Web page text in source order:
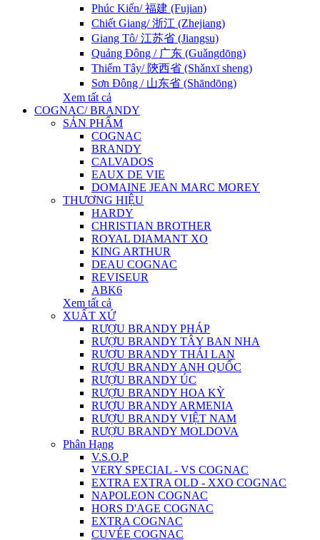
Phúc Kiến/ 福建 (Fujian)
Chiết Giang/ 浙江 (Zhejiang)
Giang Tô/ 江苏省 (Jiangsu)
Quảng Đông / 广东 (Guǎngdōng)
Thiểm Tây/ 陝西省 (Shǎnxī sheng)
Sơn Đông / 山东省 (Shāndōng)
Xem tất cả
COGNAC/ BRANDY
SẢN PHẨM
COGNAC
BRANDY
CALVADOS
EAUX DE VIE
DOMAINE JEAN MARC MOREY
THƯƠNG HIỆU
HARDY
CHRISTIAN BROTHER
ROYAL DIAMANT XO
KING ARTHUR
DEAU COGNAC
REVISEUR
ABK6
Xem tất cả
XUẤT XỨ
RƯỢU BRANDY PHÁP
RƯỢU BRANDY TÂY BAN NHA
RƯỢU BRANDY THÁI LAN
RƯỢU BRANDY ANH QUỐC
RƯỢU BRANDY ÚC
RƯỢU BRANDY HOA KỲ
RƯỢU BRANDY ARMENIA
RƯỢU BRANDY VIỆT NAM
RƯỢU BRANDY MOLDOVA
Phân Hạng
V.S.O.P
VERY SPECIAL - VS COGNAC
EXTRA EXTRA OLD - XXO COGNAC
NAPOLEON COGNAC
HORS D'AGE COGNAC
EXTRA COGNAC
CUVÉE COGNAC